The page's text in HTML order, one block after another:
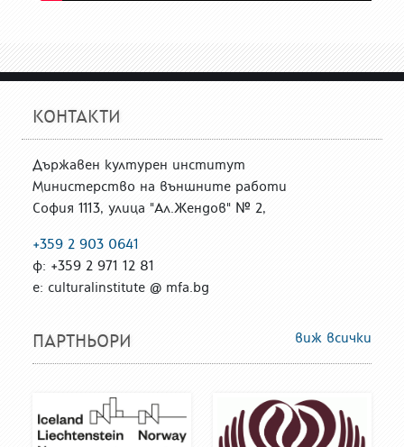
КОНТАКТИ
Държавен културен институт
Министерство на външните работи
София 1113, улица "Ал.Жендов" № 2,
+359 2 903 0641
ф: +359 2 971 12 81
е: culturalinstitute @ mfa.bg
ПАРТНЬОРИ виж всички